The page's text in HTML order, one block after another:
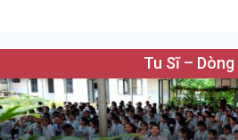
Tu Sĩ – Dòng